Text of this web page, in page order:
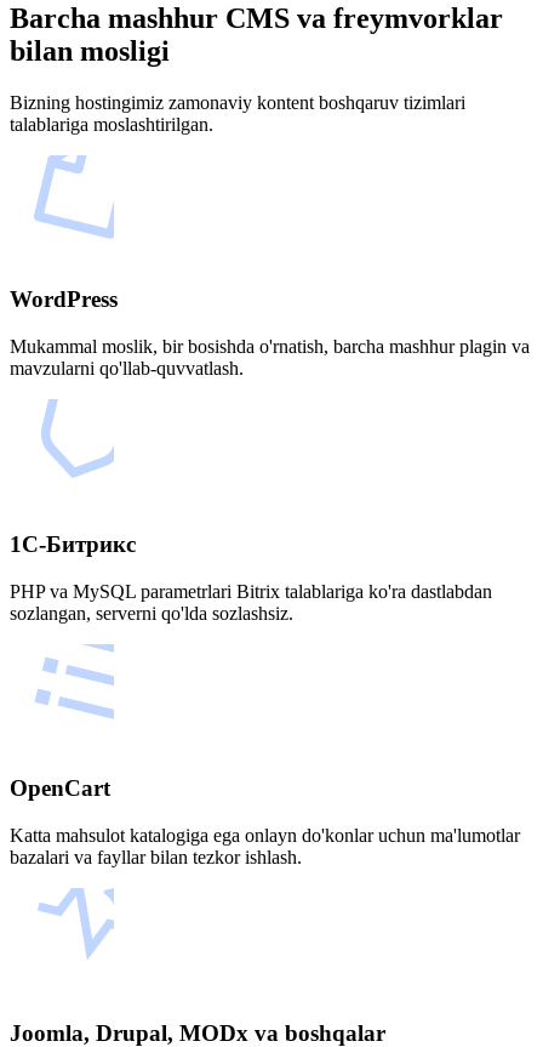
Barcha mashhur CMS va freymvorklar
bilan mosligi
Bizning hostingimiz zamonaviy kontent boshqaruv tizimlari
talablariga moslashtirilgan.
WordPress
Mukammal moslik, bir bosishda o'rnatish, barcha mashhur plagin va
mavzularni qo'llab-quvvatlash.
1С-Битрикс
PHP va MySQL parametrlari Bitrix talablariga ko'ra dastlabdan
sozlangan, serverni qo'lda sozlashsiz.
OpenCart
Katta mahsulot katalogiga ega onlayn do'konlar uchun ma'lumotlar
bazalari va fayllar bilan tezkor ishlash.
Joomla, Drupal, MODx va boshqalar